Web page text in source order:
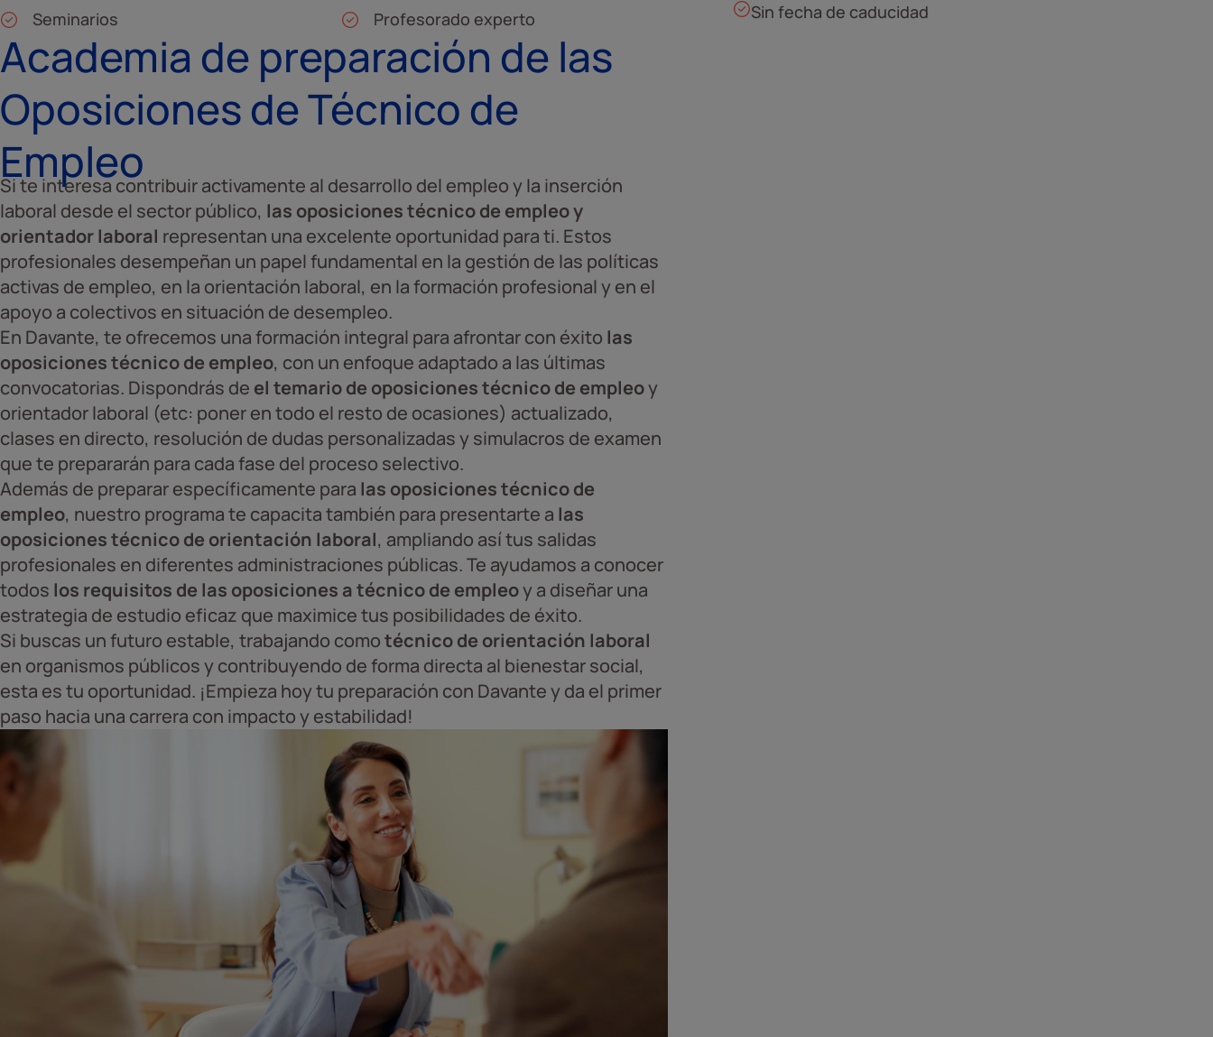
Seminarios
Profesorado experto
Academia de preparación de las
Oposiciones de Técnico de
Empleo
Si te interesa contribuir activamente al desarrollo del empleo y la inserción
laboral desde el sector público, las oposiciones técnico de empleo y
orientador laboral representan una excelente oportunidad para ti. Estos
profesionales desempeñan un papel fundamental en la gestión de las políticas
activas de empleo, en la orientación laboral, en la formación profesional y en el
apoyo a colectivos en situación de desempleo.
En Davante, te ofrecemos una formación integral para afrontar con éxito las
oposiciones técnico de empleo, con un enfoque adaptado a las últimas
convocatorias. Dispondrás de el temario de oposiciones técnico de empleoy
orientador laboral (etc: poner en todo el resto de ocasiones) actualizado,
clases en directo, resolución de dudas personalizadas y simulacros de examen
que te prepararán para cada fase del proceso selectivo.
Además de preparar específicamente para las oposiciones técnico de
empleo, nuestro programa te capacita también para presentarte a las
oposiciones técnico de orientación laboral, ampliando así tus salidas
profesionales en diferentes administraciones públicas. Te ayudamos a conocer
todos los requisitos de las oposiciones a técnico de empleoy a diseñar una
estrategia de estudio eficaz que maximice tus posibilidades de éxito.
Si buscas un futuro estable, trabajando comotécnico de orientación laboral
en organismos públicos y contribuyendo de forma directa al bienestar social,
esta es tu oportunidad. ¡Empieza hoy tu preparación con Davante y da el primer
paso hacia una carrera con impacto y estabilidad!
Sin fecha de caducidad